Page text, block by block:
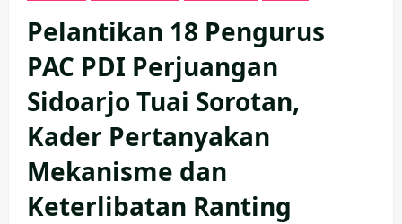
Pelantikan 18 Pengurus
PAC PDI Perjuangan
Sidoarjo Tuai Sorotan,
Kader Pertanyakan
Mekanisme dan
Keterlibatan Ranting